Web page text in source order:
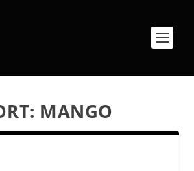
MANGO